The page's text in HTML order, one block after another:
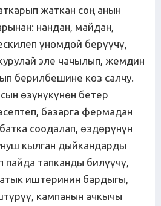
жаткан соң анын
нандан, майдан,
үнөмдөй берүүчү,
эле чачылып, жемдин
берилбешине көз салчу.
өзүнүкүнөн бетер
базарга фермадан
соодалап, өздөрүнүн
кылган дыйкандарды
пайда тапканды билүүчү,
иштеринин бардыгы,
кампанын ачкычы